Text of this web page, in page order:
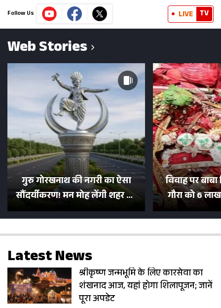
Follow Us LIVE TV
Web Stories
गुरु गोरखनाथ की नगरी का ऐसा
सौंदर्यीकरण! मन मोह लेंगी शहर की
सड़कें; देखें Photos
विवाह पर
गौरा को 6
500 भक्तों
Latest News
श्रीकृष्ण जन्मभूमि के लिए कारसेवा का
शंखनाद आज, यहां होगा शिलापूजन; जानें
पूरा अपडेट